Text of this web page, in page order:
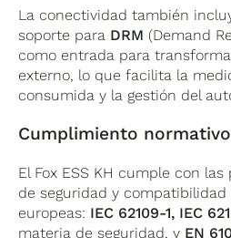
protección contra
y en batería, protección
frente a corriente de fuga,
resistencia de aislamiento
a sobretensiones AC y DC
lado DC, conforme a la
La conectividad también
soporte para DRM (Demand
como entrada para
externo, lo que facilita la
consumida y la gestión del
Cumplimiento
El Fox ESS KH cumple con
de seguridad y
europeas: IEC 62109-1, IEC
materia de seguridad, y EN